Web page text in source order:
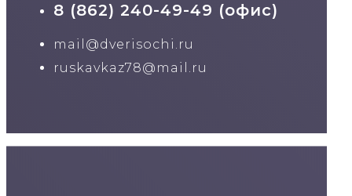
8 (862) 240-49-49 (офис)
mail@dverisochi.ru
ruskavkaz78@mail.ru